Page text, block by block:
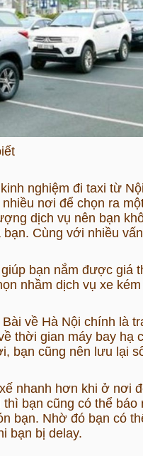
nghiệm đi taxi từ
nơi để chọn ra
dịch vụ nên bạn
Cùng với nhiều
bạn nắm được giá
nhầm dịch vụ xe
về Hà Nội chính là
thời gian máy bay hạ
bạn cũng nên lưu lại
nhanh hơn khi ở nơi
bạn cũng có thể báo
bạn. Nhờ đó bạn có
bạn bị delay.